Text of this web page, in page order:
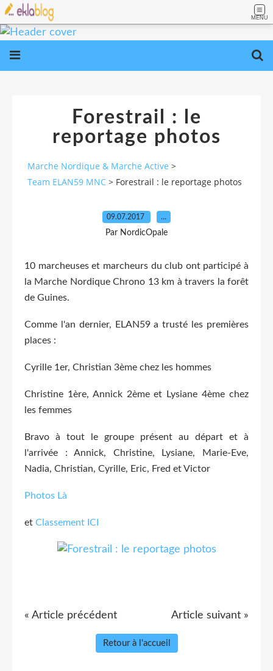
MENU
Forestrail : le
reportage photos
Marche Nordique & Marche Active >
Team ELAN59 MNC > Forestrail : le reportage photos
09.07.2017 …
Par NordicOpale
10 marcheuses et marcheurs du club ont participé à
la Marche Nordique Chrono 13 km à travers la forêt
de Guines.
Comme l'an dernier, ELAN59 a trusté les premières
places :
Cyrille 1er, Christian 3ème chez les hommes
Christine 1ère, Annick 2ème et Lysiane 4ème chez
les femmes
Bravo à tout le groupe présent au départ et à
l'arrivée : Annick, Christine, Lysiane, Marie-Eve,
Nadia, Christian, Cyrille, Eric, Fred et Victor
Photos Là
et Classement ICI
« Article précédent Article suivant »
Retour à l'accueil